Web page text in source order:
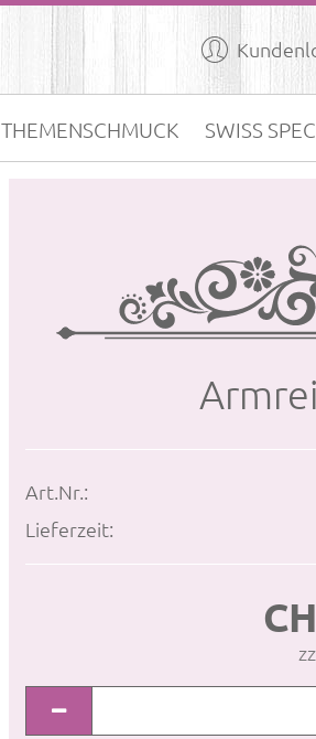
THEMENSCHMUCK SWISS
Art.Nr.:
Lieferzeit: